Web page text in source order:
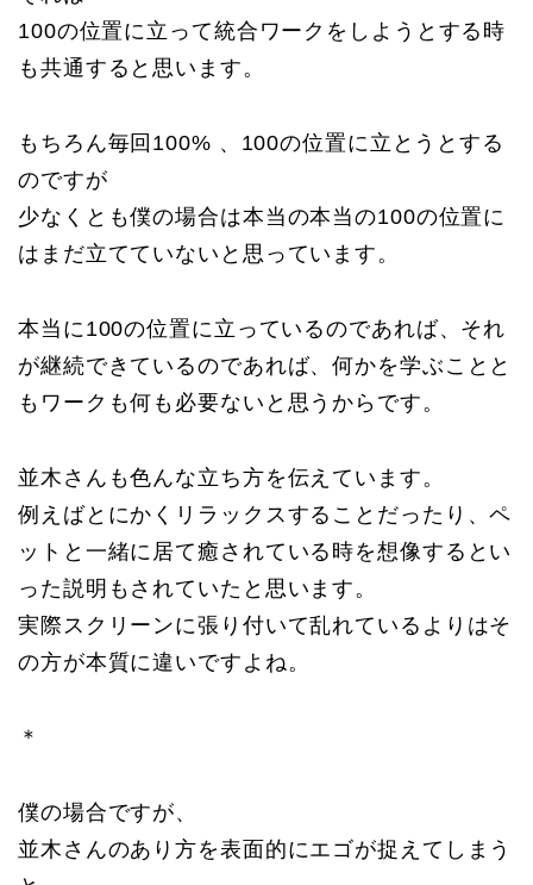
100の位置に立って統合ワークをしようとする時
も共通すると思います。
もちろん毎回100% 、100の位置に立とうとする
のですが
少なくとも僕の場合は本当の本当の100の位置に
はまだ立てていないと思っています。
本当に100の位置に立っているのであれば、それ
が継続できているのであれば、何かを学ぶことと
もワークも何も必要ないと思うからです。
並木さんも色んな立ち方を伝えています。
例えばとにかくリラックスすることだったり、ペ
ットと一緒に居て癒されている時を想像するとい
った説明もされていたと思います。
実際スクリーンに張り付いて乱れているよりはそ
の方が本質に違いですよね。
＊
僕の場合ですが、
並木さんのあり方を表面的にエゴが捉えてしまう